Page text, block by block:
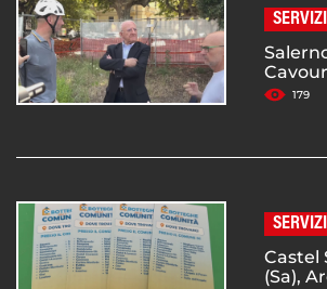
SERVIZI
179
SERVIZI
Castel
(Sa),